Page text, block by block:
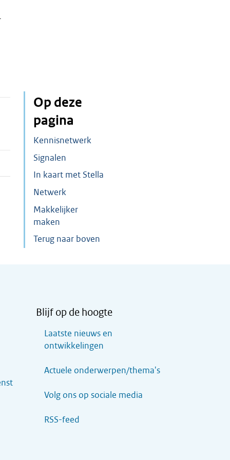
Op deze
pagina
Kennisnetwerk
Signalen
In kaart met Stella
Netwerk
Makkelijker
maken
Terug naar boven
Blijf op de hoogte
Laatste nieuws en
ontwikkelingen
Actuele onderwerpen/thema's
Volg ons op sociale media
RSS-feed